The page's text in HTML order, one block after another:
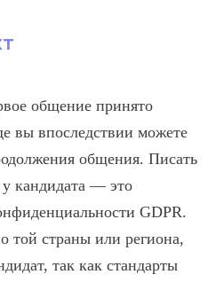
общение принято
вы впоследствии можете
общения. Писать
у кандидата — это
GDPR.
той страны или региона,
так как стандарты